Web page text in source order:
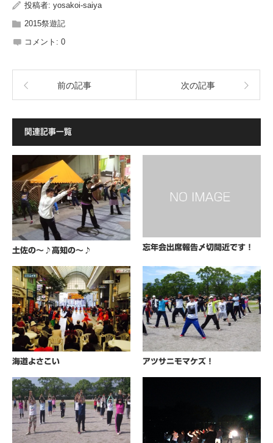
投稿者: yosakoi-saiya
2015祭遊記
コメント: 0
前の記事 次の記事
関連記事一覧
土佐の～♪高知の～♪ 忘年会出席報告〆切間近です！
海道よさこい アツサニモマケズ！